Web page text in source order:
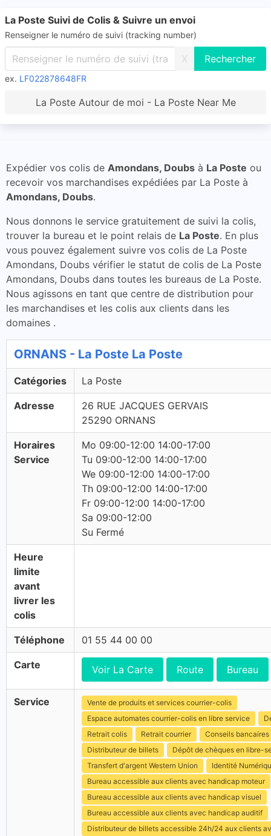
La Poste Suivi de Colis & Suivre un envoi
Renseigner le numéro de suivi (tracking number)
X
ex. LF022878648FR
La Poste Autour de moi - La Poste Near Me
Expédier vos colis de Amondans, Doubs à La Poste ou
recevoir vos marchandises expédiées par La Poste à
Amondans, Doubs.
Nous donnons le service gratuitement de suivi la colis,
trouver la bureau et le point relais de La Poste. En plus
vous pouvez également suivre vos colis de La Poste
Amondans, Doubs vérifier le statut de colis de La Poste
Amondans, Doubs dans toutes les bureaus de La Poste.
Nous agissons en tant que centre de distribution pour
les marchandises et les colis aux clients dans les
domaines .
ORNANS - La Poste La Poste
Catégories La Poste
Adresse
26 RUE JACQUES GERVAIS
25290 ORNANS
Horaires
Service
Mo 09:00-12:00 14:00-17:00
Tu 09:00-12:00 14:00-17:00
We 09:00-12:00 14:00-17:00
Th 09:00-12:00 14:00-17:00
Fr 09:00-12:00 14:00-17:00
Sa 09:00-12:00
Su Fermé
Heure
limite
avant
livrer les
colis
Téléphone 01 55 44 00 00
Carte Voir La Carte Route Bureau
Service
Vente de produits et services courrier-colis
Espace automates courrier-colis en libre service
Retrait colis
Retrait courrier
Conseils bancaires
Distributeur de billets
Dépôt de chèques en libre-
Transfert d'argent Western Union
Identité
Bureau accessible aux clients avec handicap moteur
Bureau accessible aux clients avec handicap visuel
Bureau accessible aux clients avec handicap auditif
Distributeur de billets accessible 24h/24 aux clients